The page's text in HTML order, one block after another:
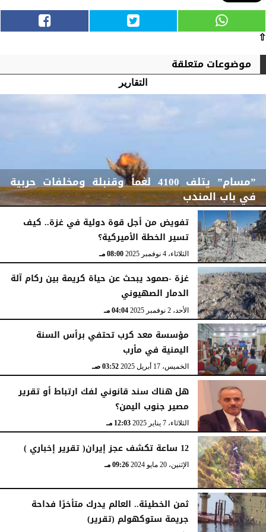
⇧
موضوعات متعلقة
التقارير
”مسام” يتلف 4100 لغماً وقنبلة ومخلفات حربية
في باب المندب
الأربعاء، 19 نوفمبر 2025 08:47 مـ
تفويض من أجل قوة دولية في غزة.. كيف
تسير الخطة الأميركية؟
الثلاثاء، 4 نوفمبر 2025 08:00 مـ
غزة -صمود يبحث عن حياة كريمة بين ركام آلة
الدمار الصهيوني
الأحد، 2 نوفمبر 2025 04:04 مـ
مؤسسة معد كرب تحتفي برأس السنة
اليمنية في مأرب
الخميس، 17 أبريل 2025 03:52 صـ
هل هناك سند قانوني لفك ارتباط أو تقرير
مصير جنوب اليمن؟
الثلاثاء، 7 يناير 2025 12:03 مـ
12 ساعة تكشف عجز إيران( تقرير إخباري )
الإثنين، 20 مايو 2024 09:26 مـ
ثمن الخطيئة.. العالم يدرك متأخرًا فداحة
جريمة ستوكهولم (تقرير)